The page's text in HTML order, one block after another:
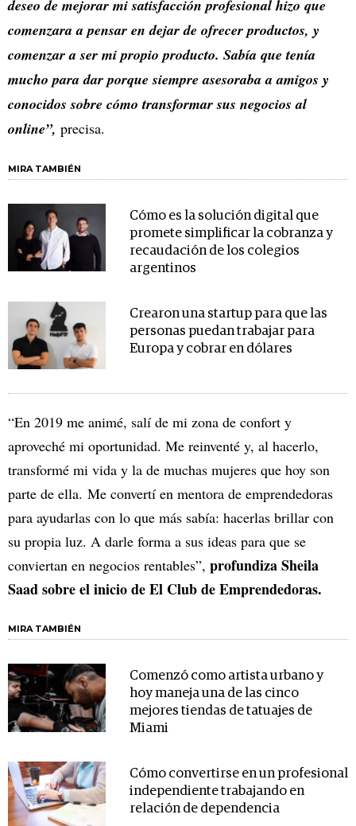
deseo de mejorar mi satisfacción profesional hizo que
comenzara a pensar en dejar de ofrecer productos, y
comenzar a ser mi propio producto. Sabía que tenía
mucho para dar porque siempre asesoraba a amigos y
conocidos sobre cómo transformar sus negocios al
online”, precisa.
MIRA TAMBIÉN
Cómo es la solución digital que
promete simplificar la cobranza y
recaudación de los colegios
argentinos
Crearon una startup para que las
personas puedan trabajar para
Europa y cobrar en dólares
“En 2019 me animé, salí de mi zona de confort y
aproveché mi oportunidad. Me reinventé y, al hacerlo,
transformé mi vida y la de muchas mujeres que hoy son
parte de ella. Me convertí en mentora de emprendedoras
para ayudarlas con lo que más sabía: hacerlas brillar con
su propia luz. A darle forma a sus ideas para que se
conviertan en negocios rentables”, profundiza Sheila
Saad sobre el inicio de El Club de Emprendedoras.
MIRA TAMBIÉN
Comenzó como artista urbano y
hoy maneja una de las cinco
mejores tiendas de tatuajes de
Miami
Cómo convertirse en un profesional
independiente trabajando en
relación de dependencia